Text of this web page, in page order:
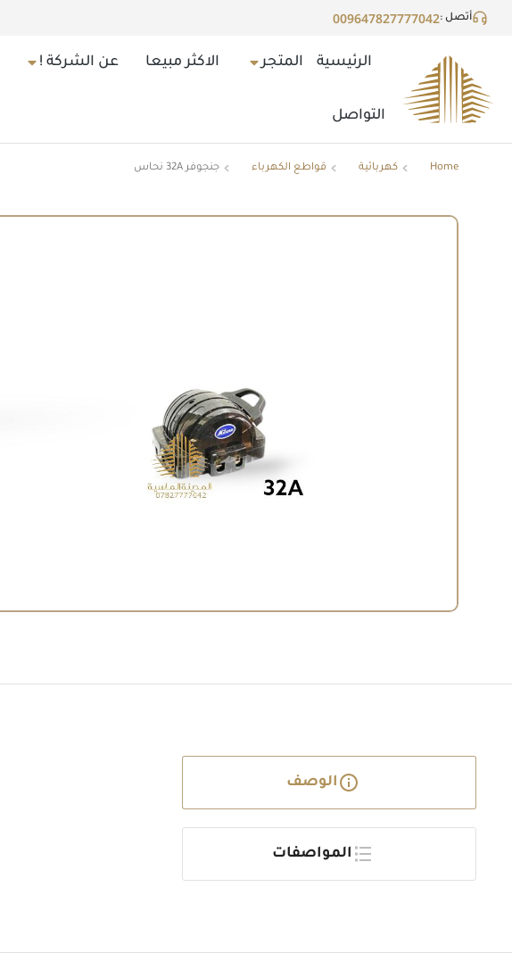
أتصل :009647827777042
الرئيسية المتجر الاكثر مبيعا عن الشركة !
التواصل
You are here:
Home كهربائية قواطع الكهرباء جنجوفر 32A نحاس
الوصف
المواصفات